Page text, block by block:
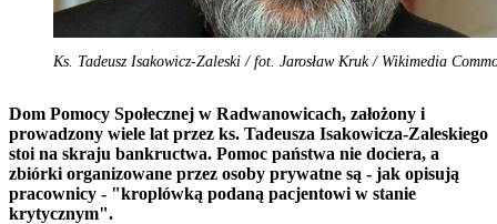
Ks. Tadeusz Isakowicz-Zaleski / fot. Jarosław Kruk / Wikimedia
Dom Pomocy Społecznej w Radwanowicach, założony i
prowadzony wiele lat przez ks. Tadeusza Isakowicza-Zaleskiego
stoi na skraju bankructwa. Pomoc państwa nie dociera, a
zbiórki organizowane przez osoby prywatne są - jak opisują
pracownicy - "kroplówką podaną pacjentowi w stanie
krytycznym".